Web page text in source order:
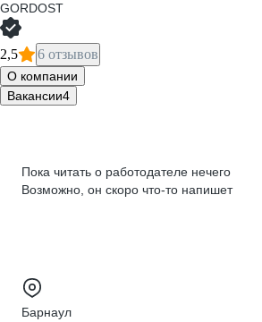
GORDOST
2,5 6 отзывов
О компании
Вакансии4
Пока читать о работодателе нечего
Возможно, он скоро что‑то напишет
Барнаул